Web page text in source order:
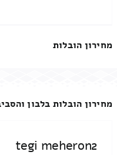
מחירון הובלות
מחירון הובלות בלבון
tegi meheron2